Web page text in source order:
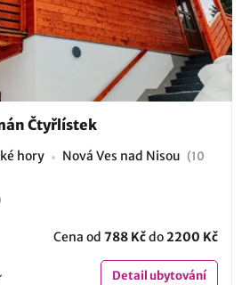
Čtyřlístek
hory Nová Ves nad Nisou (10
Cena od 788 Kčdo2200 Kč
Detailubytování